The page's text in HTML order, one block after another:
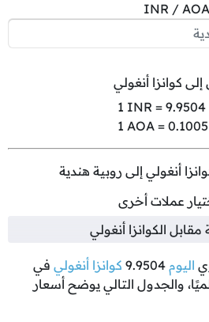
INR / AOA
كوانزا أنغولي
1 INR = 9.9504
1 AOA = 0.1005
أنغولي إلى روبية هندية
عملات أخرى
الكوانزا أنغولي
اليوم 9.9504 كوانزا أنغولي في
والجدول التالي يوضح أسعار